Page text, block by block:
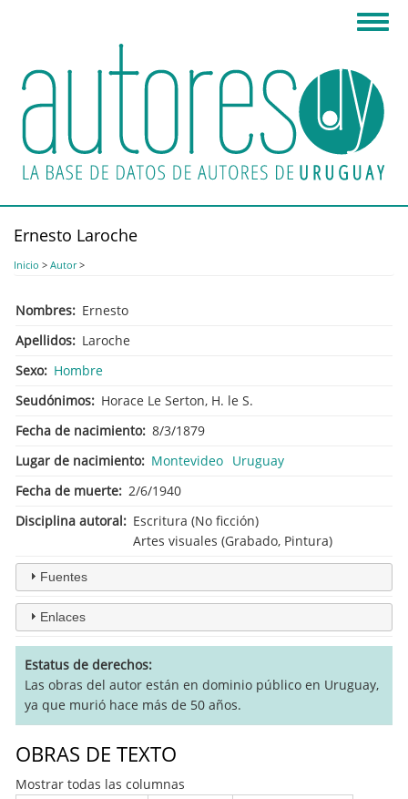
principal
Ernesto Laroche
Inicio > Autor>
Nombres
Ernesto
Apellidos
Laroche
Sexo
Hombre
Seudónimos
Horace Le Serton, H. le S.
Fecha de nacimiento 8/3/1879
Lugar de nacimiento
Montevideo Uruguay
Fecha de muerte
2/6/1940
Disciplina autoral
Escritura (No ficción)
Artes visuales (Grabado, Pintura)
Fuentes
Enlaces
Estatus de derechos
Las obras del autor están en dominio público en Uruguay,
ya que murió hace más de 50 años.
OBRAS DE TEXTO
Mostrar todas las columnas